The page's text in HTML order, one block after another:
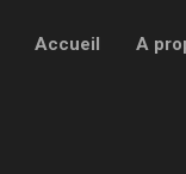
Accueil A